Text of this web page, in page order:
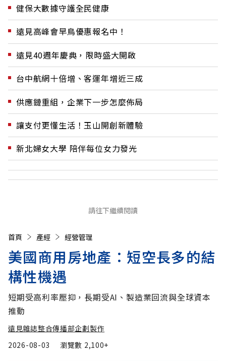
健保大數據守護全民健康
遠見高峰會早鳥優惠報名中！
遠見40週年慶典，限時盛大開啟
台中航網十倍增、客運年增近三成
供應鏈重組，企業下一步怎麼佈局
讓支付更懂生活！玉山開創新體驗
新北婦女大學 陪伴每位女力發光
請往下繼續閱讀
首頁 產經 經營管理
美國商用房地產：短空長多的結
構性機遇
短期受高利率壓抑，長期受AI、製造業回流與全球資本
推動
遠見雜誌整合傳播部企劃製作
2026-08-03
瀏覽數 2,100+